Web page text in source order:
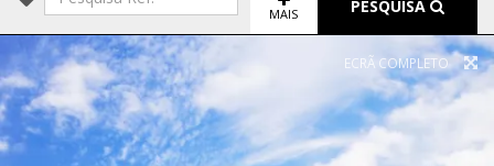
MAIS PESQUISA
ECRÃ COMPLETO